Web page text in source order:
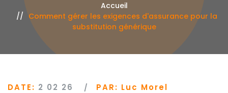
Accueil
Comment gérer les exigences d'assurance pour la
substitution générique
DATE: 2 02 26 PAR: Luc Morel